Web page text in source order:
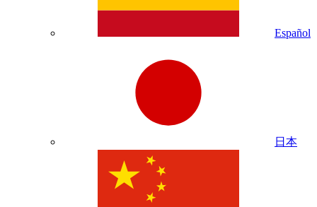
Español
日本